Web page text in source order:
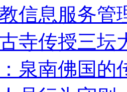
信息服务管
寺传授三坛
泉南佛国的